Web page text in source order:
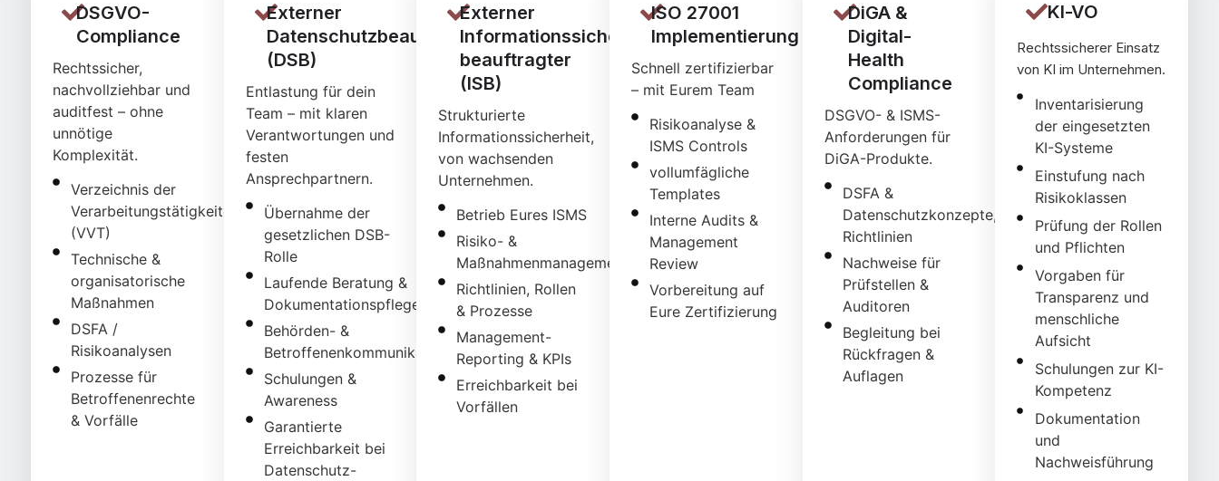
DSGVO-
Compliance
Rechtssicher,
nachvollziehbar und
auditfest – ohne
unnötige
Komplexität.
Verzeichnis der
Verarbeitungstätigkeiten
(VVT)
Technische &
organisatorische
Maßnahmen
DSFA /
Risikoanalysen
Prozesse für
Betroffenenrechte
& Vorfälle
Externer
Datenschutzbeauftragter
(DSB)
Entlastung für dein
Team – mit klaren
Verantwortungen und
festen
Ansprechpartnern.
Übernahme der
gesetzlichen DSB-
Rolle
Laufende Beratung &
Dokumentationspflege
Behörden- &
Betroffenenkommunikation
Schulungen &
Awareness
Garantierte
Erreichbarkeit bei
Datenschutz-
Externer
Informationssicherheits-
beauftragter
(ISB)
Strukturierte
Informationssicherheit,
von wachsenden
Unternehmen.
Betrieb Eures ISMS
Risiko- &
Maßnahmenmanagement
Richtlinien, Rollen
& Prozesse
Management-
Reporting & KPIs
Erreichbarkeit bei
Vorfällen
ISO 27001
Implementierung
Schnell zertifizierbar
– mit Eurem Team
Risikoanalyse &
ISMS Controls
vollumfägliche
Templates
Interne Audits &
Management
Review
Vorbereitung auf
Eure Zertifizierung
DiGA &
Digital-
Health
Compliance
DSGVO- & ISMS-
Anforderungen für
DiGA-Produkte.
DSFA &
Datenschutzkonzepte,
Richtlinien
Nachweise für
Prüfstellen &
Auditoren
Begleitung bei
Rückfragen &
Auflagen
KI-VO
Rechtssicherer Einsatz
von KI im Unternehmen.
Inventarisierung
der eingesetzten
KI-Systeme
Einstufung nach
Risikoklassen
Prüfung der Rollen
und Pflichten
Vorgaben für
Transparenz und
menschliche
Aufsicht
Schulungen zur KI-
Kompetenz
Dokumentation
und
Nachweisführung